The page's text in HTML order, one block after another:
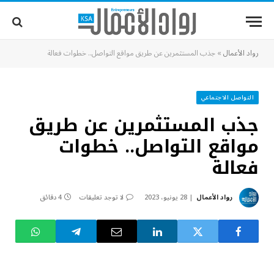
رواد الأعمال»جذب المستثمرين عن طريق مواقع التواصل.. خطوات فعالة
التواصل الاجتماعي
جذب المستثمرين عن طريق
مواقع التواصل.. خطوات
فعالة
رواد الأعمال 28 يونيو، 2023 لا توجد تعليقات 4 دقائق